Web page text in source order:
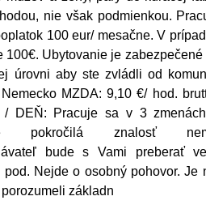
nie však podmienkou.
100 eur/ mesačne. V
100€. Ubytovanie je
úrovni aby ste zvládli od
MZDA: 9,10 €/ hod.
/ DEŇ: Pracuje sa v 3
pokročilá znalosť
bude s Vami preberať
Nejde o osobný pohovor.
základn